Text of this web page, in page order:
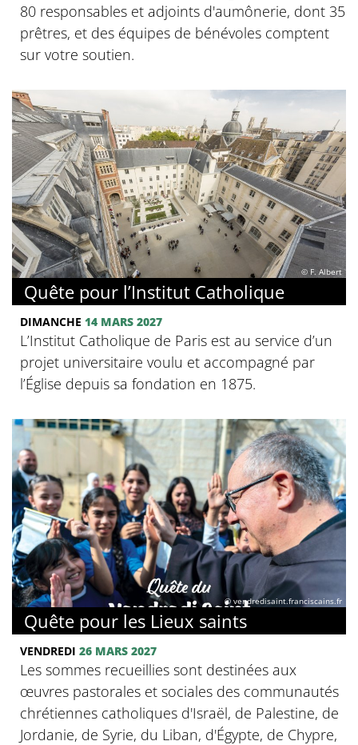
80 responsables et adjoints d'aumônerie, dont 35
prêtres, et des équipes de bénévoles comptent
sur votre soutien.
© F. Albert
Quête pour l’Institut Catholique
DIMANCHE 14 MARS 2027
L’Institut Catholique de Paris est au service d’un
projet universitaire voulu et accompagné par
l’Église depuis sa fondation en 1875.
© vendredisaint.franciscains.fr
Quête pour les Lieux saints
VENDREDI 26 MARS 2027
Les sommes recueillies sont destinées aux
œuvres pastorales et sociales des communautés
chrétiennes catholiques d'Israël, de Palestine, de
Jordanie, de Syrie, du Liban, d'Égypte, de Chypre,